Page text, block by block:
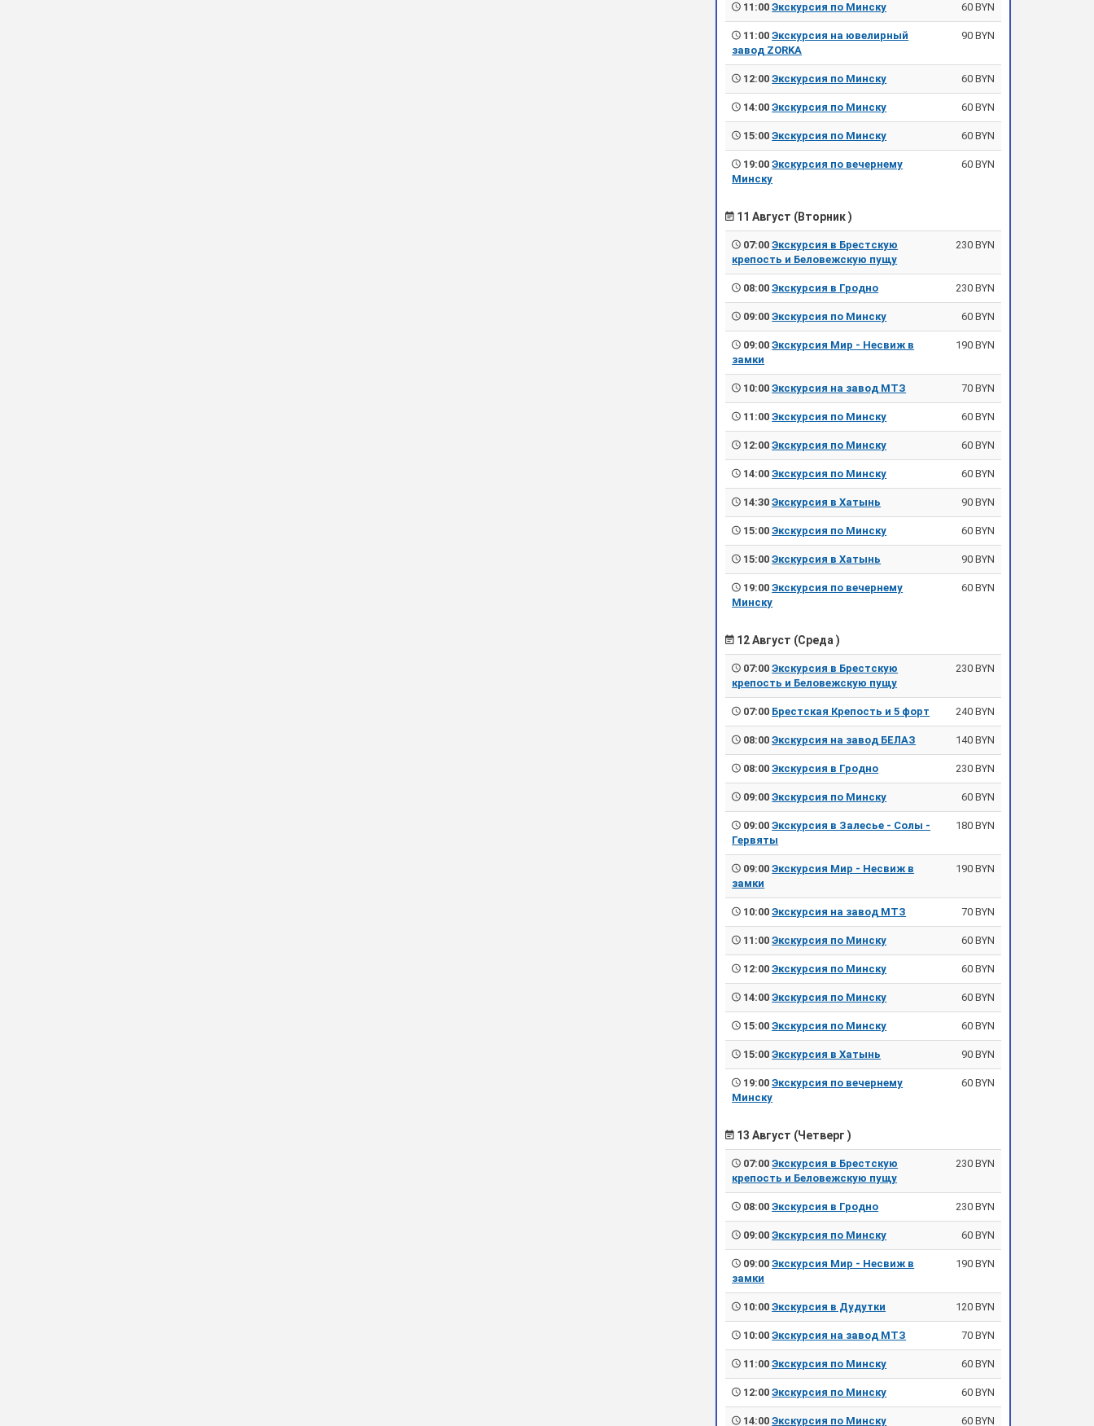
11:00Экскурсия по Минску 60 BYN
11:00Экскурсия на ювелирный
завод ZORKA
90 BYN
12:00Экскурсия по Минску 60 BYN
14:00Экскурсия по Минску 60 BYN
15:00Экскурсия по Минску 60 BYN
19:00Экскурсия по вечернему
Минску
60 BYN
11 Август (Вторник )
07:00Экскурсия в Брестскую
крепость и Беловежскую пущу
230 BYN
08:00Экскурсия в Гродно 230 BYN
09:00Экскурсия по Минску 60 BYN
09:00Экскурсия Мир - Несвиж в
замки
190 BYN
10:00Экскурсия на завод МТЗ 70 BYN
11:00Экскурсия по Минску 60 BYN
12:00Экскурсия по Минску 60 BYN
14:00Экскурсия по Минску 60 BYN
14:30Экскурсия в Хатынь 90 BYN
15:00Экскурсия по Минску 60 BYN
15:00Экскурсия в Хатынь 90 BYN
19:00Экскурсия по вечернему
Минску
60 BYN
12 Август (Среда )
07:00Экскурсия в Брестскую
крепость и Беловежскую пущу
230 BYN
07:00 Брестская Крепость и 5 форт 240 BYN
08:00Экскурсия на завод БЕЛАЗ 140 BYN
08:00Экскурсия в Гродно 230 BYN
09:00Экскурсия по Минску 60 BYN
09:00Экскурсия в Залесье - Солы -
Гервяты
180 BYN
09:00Экскурсия Мир - Несвиж в
замки
190 BYN
10:00Экскурсия на завод МТЗ 70 BYN
11:00Экскурсия по Минску 60 BYN
12:00Экскурсия по Минску 60 BYN
14:00Экскурсия по Минску 60 BYN
15:00Экскурсия по Минску 60 BYN
15:00Экскурсия в Хатынь 90 BYN
19:00Экскурсия по вечернему
Минску
60 BYN
13 Август (Четверг )
07:00Экскурсия в Брестскую
крепость и Беловежскую пущу
230 BYN
08:00Экскурсия в Гродно 230 BYN
09:00Экскурсия по Минску 60 BYN
09:00Экскурсия Мир - Несвиж в
замки
190 BYN
10:00Экскурсия в Дудутки 120 BYN
10:00Экскурсия на завод МТЗ 70 BYN
11:00Экскурсия по Минску 60 BYN
12:00Экскурсия по Минску 60 BYN
14:00Экскурсия по Минску 60 BYN